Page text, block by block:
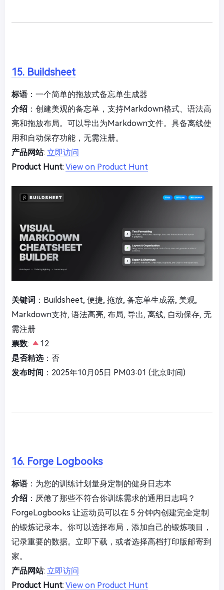
15. Buildsheet
标语：一个简单的拖放式备忘单生成器
介绍 ：创建美观的备忘单，支持Markdown格式、语法高
亮和拖放布局。可以导出为Markdown文件。具备离线使
用和自动保存功能，无需注册。
产品网站: 立即访问
Product Hunt: View on Product Hunt
关键词 ：Buildsheet, 便捷, 拖放, 备忘单生成器, 美观,
Markdown支持, 语法高亮, 布局, 导出, 离线, 自动保存, 无
需注册
票数:
12
是否精选：否
发布时间 ：2025年10月05日 PM03:01 (北京时间)
16. Forge Logbooks
标语：为您的训练计划量身定制的健身日志本
介绍 ：厌倦了那些不符合你训练需求的通用日志吗？
ForgeLogbooks 让运动员可以在 5 分钟内创建完全定制
的锻炼记录本。你可以选择布局，添加自己的锻炼项目，
记录重要的数据。立即下载，或者选择高档打印版邮寄到
家。
产品网站: 立即访问
Product Hunt: View on Product Hunt